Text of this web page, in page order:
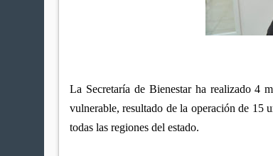
La Secretaría de Bienestar ha realizado 4
vulnerable, resultado de la operación de 15
todas las regiones del estado.